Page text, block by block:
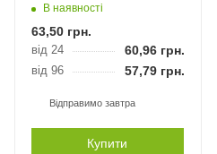
В наявності
63,50 грн.
від 24 60,96 грн.
від 96 57,79 грн.
Відправимо завтра
Купити